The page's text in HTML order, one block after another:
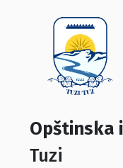
Opštinska
Tuzi